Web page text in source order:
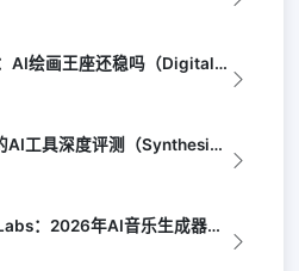
Midjourney v8深度评测：AI绘画王座还稳吗（Digital Arts...
2026年12款真正值得用的AI工具深度评测（Synthesia评选）
Suno vs Udio vs ElevenLabs：2026年AI音乐生成器三...